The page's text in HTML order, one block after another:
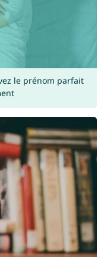
le prénom parfait